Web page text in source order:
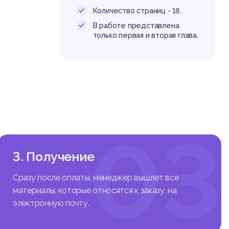
зн
рабоч
Количество страниц - 18.
В работе представлена
только первая и вторая глава.
03
3. Получение
Сразу после оплаты, менеджер вышлет все
материалы, которые относятся к заказу, на
электронную почту.